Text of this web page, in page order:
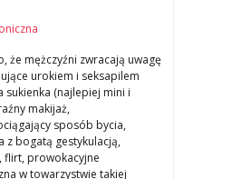
że mężczyźni zwracają uwagę
urokiem i seksapilem
sukienka (najlepiej mini i
makijaż,
sposób bycia,
z bogatą gestykulacją,
flirt, prowokacyjne
w towarzystwie takiej